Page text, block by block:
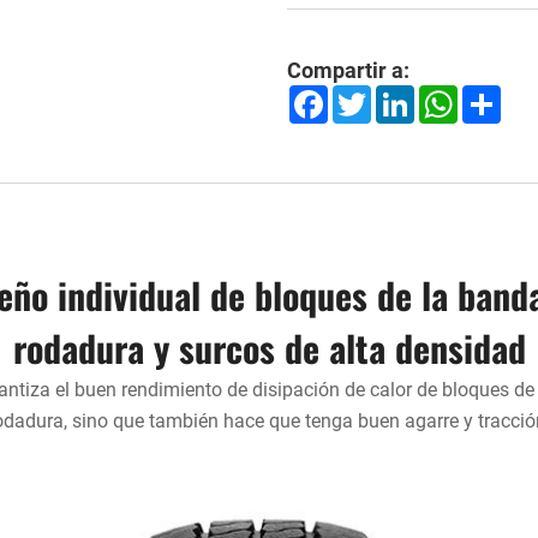
Compartir a:
Facebook
TwitterLinkedInWhatsApp
individual de bloques de la
rodadura y surcos de alta densidad
el buen rendimiento de disipación de calor de bloques
sino que también hace que tenga buen agarre y